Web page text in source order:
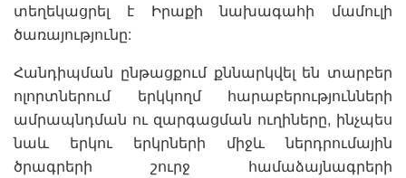
տեղեկացրել է Իրաքի նախագահի մամուլի
ծառայությունը:
Հանդիպման ընթացքում քննարկվել են տարբեր
ոլորտներում երկկողմ հարաբերությունների
ամրապնդման ու զարգացման ուղիները, ինչպես
նաև երկու երկրների միջև ներդրումային
ծրագրերի շուրջ համաձայնագրերի